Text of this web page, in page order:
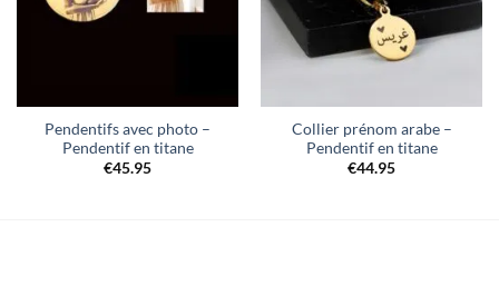
Pendentifs avec photo –
Pendentif en titane
€45.95
Collier prénom arabe –
Pendentif en titane
€44.95